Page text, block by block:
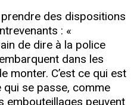
des dispositions
: «
de dire à la police
dans les
monter. C’est ce qui est
qui se passe, comme
embouteillages peuvent